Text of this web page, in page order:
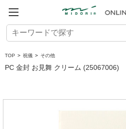
TOP > 祝儀 > その他
PC 金封 お見舞 クリーム (25067006)